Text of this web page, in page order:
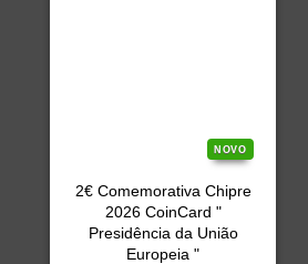
NOVO
2€ Comemorativa Chipre
2026 CoinCard "
Presidência da União
Europeia "